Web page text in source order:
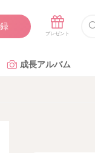
成長アルバム